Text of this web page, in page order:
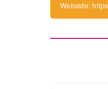
Webside: